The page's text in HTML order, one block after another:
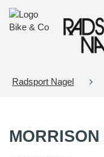
Radsport Nagel
MORRISON